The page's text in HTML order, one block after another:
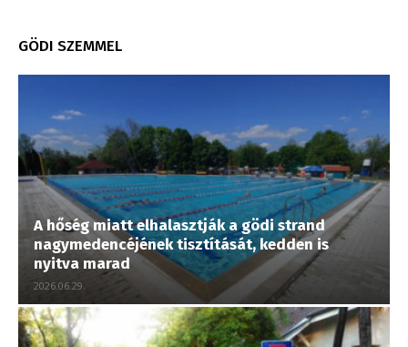
GÖDI SZEMMEL
A hőség miatt elhalasztják a gödi strand
nagymedencéjének tisztítását, kedden is
nyitva marad
2026.06.29.